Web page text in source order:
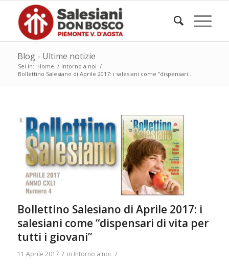
Blog - Ultime notizie
Sei in: Home / Intorno a noi /
Bollettino Salesiano di Aprile 2017: i salesiani come “dispensari...
Bollettino Salesiano di Aprile 2017: i
salesiani come “dispensari di vita per
tutti i giovani”
11 Aprile 2017 / in Intorno a noi /